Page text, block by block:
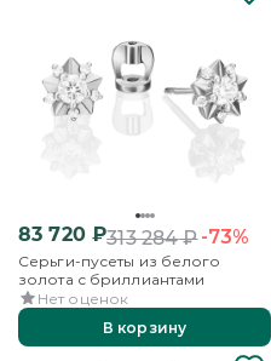
83 720₽313 284₽-73%
Серьги-пусеты из белого
золота с бриллиантами
Нет оценок
В корзину